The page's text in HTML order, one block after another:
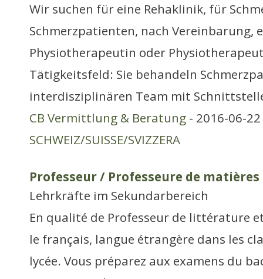
Wir suchen für eine Rehaklinik, für
Schmerzpatienten, nach Vereinbarung,
Physiotherapeutin oder
Tätigkeitsfeld: Sie behandeln
interdisziplinären Team mit
CB Vermittlung & Beratung - 2016-06-
SCHWEIZ/SUISSE/SVIZZERA
Professeur / Professeure de
Lehrkräfte im Sekundarbereich
En qualité de Professeur de littérature
le français, langue étrangère dans les
lycée. Vous préparez aux examens du